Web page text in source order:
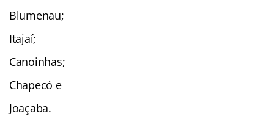
Blumenau;
Itajaí;
Canoinhas;
Chapecó e
Joaçaba.